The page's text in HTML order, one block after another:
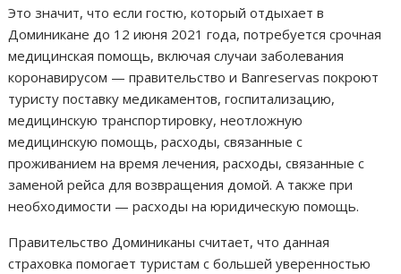
Это значит, что если гостю, который отдыхает в
Доминикане до 12 июня 2021 года, потребуется срочная
медицинская помощь, включая случаи заболевания
коронавирусом — правительство и Banreservas покроют
туристу поставку медикаментов, госпитализацию,
медицинскую транспортировку, неотложную
медицинскую помощь, расходы, связанные с
проживанием на время лечения, расходы, связанные с
заменой рейса для возвращения домой. А также при
необходимости — расходы на юридическую помощь.
Правительство Доминиканы считает, что данная
страховка помогает туристам с большей уверенностью